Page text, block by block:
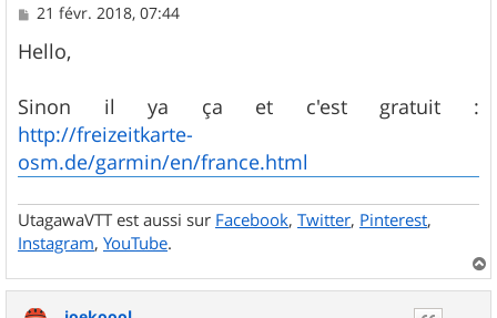
M
s
s
g
e
21 févr. 2018, 07:44
Hello,
Sinon il ya ça et c'est gratuit :
http://freizeitkarte-
osm.de/garmin/en/france.html
UtagawaVTT est aussi sur Facebook, Twitter, Pinterest,
Instagram, YouTube.
a